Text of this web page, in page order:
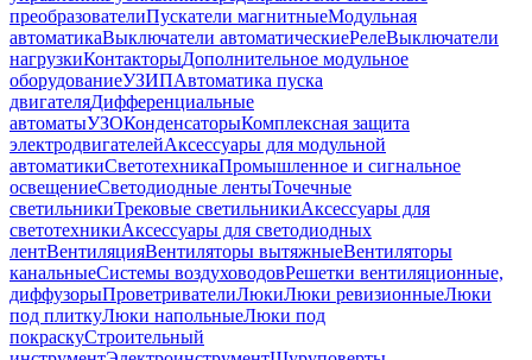
преобразователиПускатели магнитныеМодульная
автоматикаВыключатели автоматическиеРелеВыключатели
нагрузкиКонтакторыДополнительное модульное
оборудованиеУЗИПАвтоматика пуска
двигателяДифференциальные
автоматыУЗОКонденсаторыКомплексная защита
электродвигателейАксессуары для модульной
автоматикиСветотехникаПромышленное и сигнальное
освещениеСветодиодные лентыТочечные
светильникиТрековые светильникиАксессуары для
светотехникиАксессуары для светодиодных
лентВентиляцияВентиляторы вытяжныеВентиляторы
канальныеСистемы воздуховодовРешетки вентиляционные,
диффузорыПроветривателиЛюкиЛюки ревизионныеЛюки
под плиткуЛюки напольныеЛюки под
покраскуСтроительный